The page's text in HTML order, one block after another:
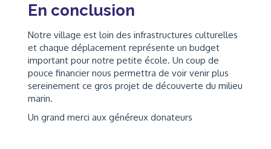
En conclusion
Notre village est loin des infrastructures culturelles
et chaque déplacement représente un budget
important pour notre petite école. Un coup de
pouce financier nous permettra de voir venir plus
sereinement ce gros projet de découverte du milieu
marin.
Un grand merci aux généreux donateurs